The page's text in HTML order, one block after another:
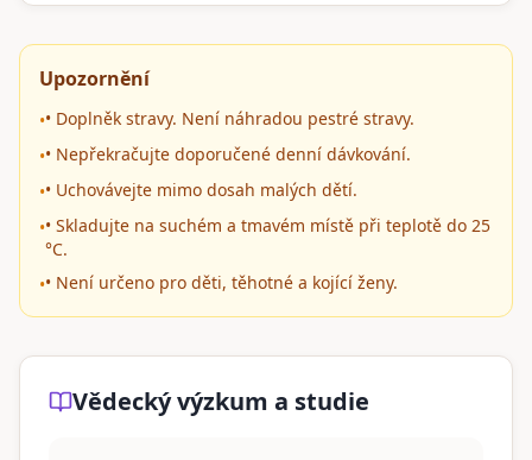
Upozornění
•• Doplněk stravy. Není náhradou pestré stravy.
•• Nepřekračujte doporučené denní dávkování.
•• Uchovávejte mimo dosah malých dětí.
•• Skladujte na suchém a tmavém místě při teplotě do 25
°C.
•• Není určeno pro děti, těhotné a kojící ženy.
Vědecký výzkum a studie